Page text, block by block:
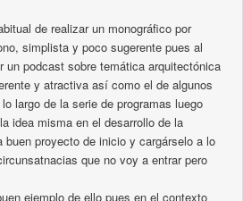
de realizar un monográfico por
simplista y poco sugerente pues al
un podcast sobre temática arquitectónica
y atractiva así como el de algunos
largo de la serie de programas luego
idea misma en el desarrollo de la
proyecto de inicio y cargárselo a lo
que no voy a entrar pero
ejemplo de ello pues en el contexto